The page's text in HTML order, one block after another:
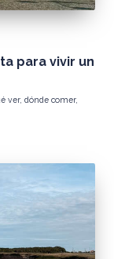
para vivir un
ver, dónde comer,